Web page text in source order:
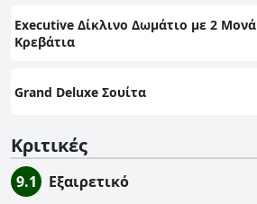
Executive Δίκλινο Δωμάτιο με 2 Μονά
Κρεβάτια
Grand Deluxe Σουίτα
Κριτικές
9.1 Εξαιρετικό